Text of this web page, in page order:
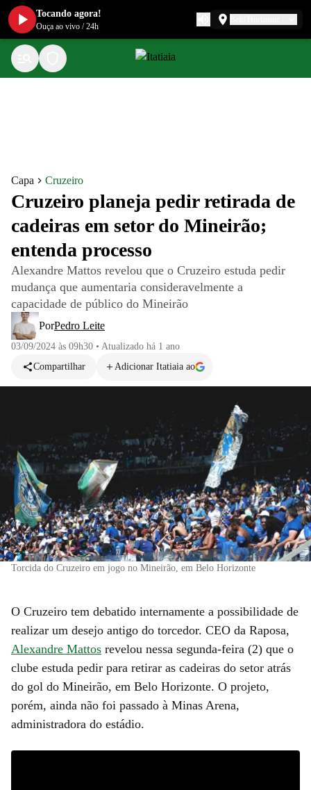
Capa Cruzeiro
Cruzeiro planeja pedir retirada de
cadeiras em setor do Mineirão;
entenda processo
Alexandre Mattos revelou que o Cruzeiro estuda pedir
mudança que aumentaria consideravelmente a
capacidade de público do Mineirão
PorPedro Leite
03/09/2024 às 09h30 • Atualizado há 1 ano
Compartilhar
Adicionar Itatiaia ao
Torcida do Cruzeiro em jogo no Mineirão, em Belo Horizonte
O Cruzeiro tem debatido internamente a possibilidade de
realizar um desejo antigo do torcedor. CEO da Raposa,
Alexandre Mattos revelou nessa segunda-feira (2) que o
clube estuda pedir para retirar as cadeiras do setor atrás
do gol do Mineirão, em Belo Horizonte. O projeto,
porém, ainda não foi passado à Minas Arena,
administradora do estádio.
Tocando agora!
Ouça ao vivo /24h